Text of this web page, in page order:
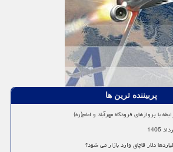
پربیننده ترین ها
با پروازهای فرودگاه مهرآباد و امام(ره)
دلار قاچاق وارد بازار می شود؟